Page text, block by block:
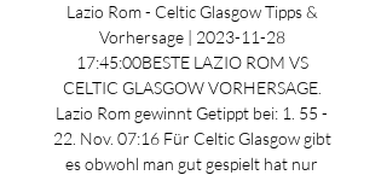
Lazio Rom - Celtic Glasgow Tipps &
Vorhersage | 2023-11-28
17:45:00BESTE LAZIO ROM VS
CELTIC GLASGOW VORHERSAGE.
Lazio Rom gewinnt Getippt bei: 1. 55 -
22. Nov. 07:16 Für Celtic Glasgow gibt
es obwohl man gut gespielt hat nur